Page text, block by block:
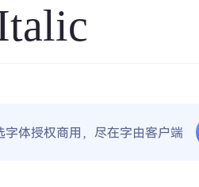
字体授权商用，尽在字由客户端